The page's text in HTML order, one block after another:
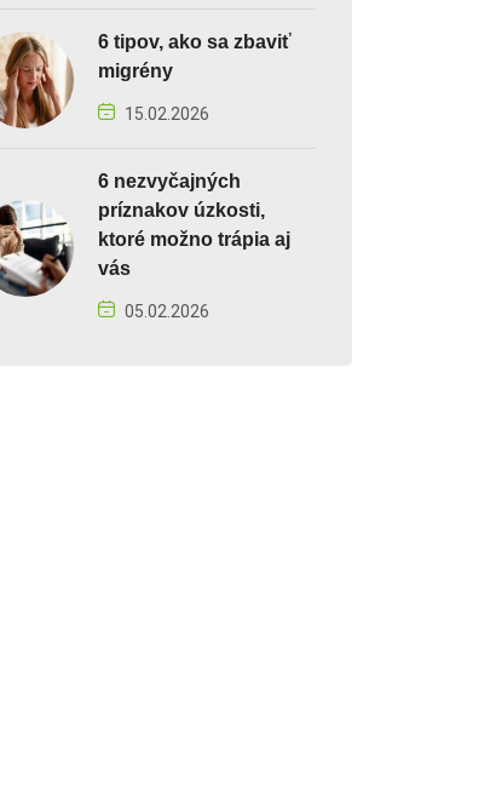
6 tipov, ako sa zbaviť
migrény
15.02.2026
6 nezvyčajných
príznakov úzkosti,
ktoré možno trápia aj
vás
05.02.2026